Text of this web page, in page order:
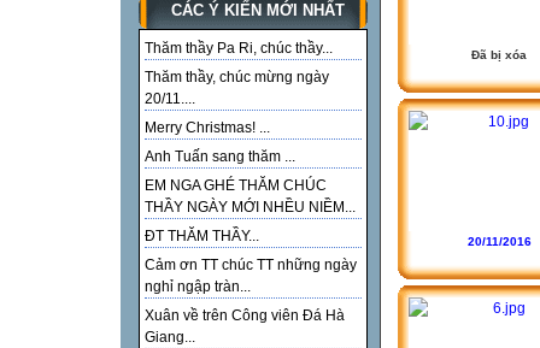
CÁC Ý KIẾN MỚI NHẤT
Thăm thầy Pa Ri, chúc thầy...
Thăm thầy, chúc mừng ngày
20/11....
Merry Christmas! ...
Anh Tuấn sang thăm ...
EM NGA GHÉ THĂM CHÚC
THẦY NGÀY MỚI NHỀU NIỀM...
ĐT THĂM THẦY...
Cảm ơn TT chúc TT những ngày
nghỉ ngập tràn...
Xuân về trên Công viên Đá Hà
Giang...
Đã bị xóa
20/11/2016